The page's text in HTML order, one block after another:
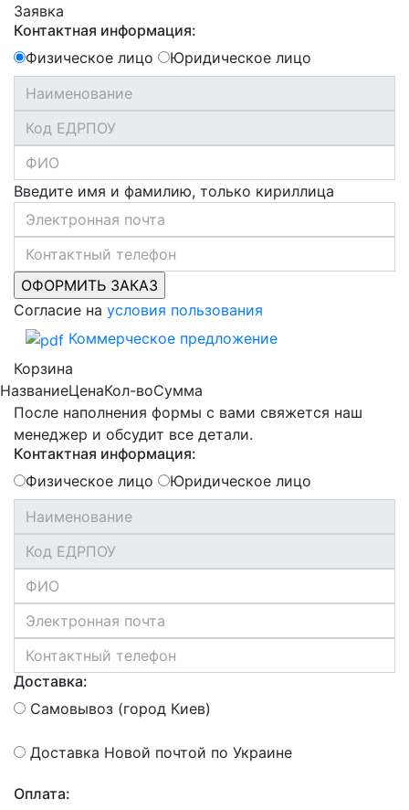
Заявка
Контактная информация:
Физическое лицо
Юридическое лицо
Введите имя и фамилию, только кириллица
Согласие на условия пользования
Коммерческое предложение
Корзина
НазваниеЦенаКол-воСумма
После наполнения формы с вами свяжется наш
менеджер и обсудит все детали.
Контактная информация:
Физическое лицо
Юридическое лицо
Доставка:
Самовывоз (город Киев)
Доставка Новой почтой по Украине
Оплата: